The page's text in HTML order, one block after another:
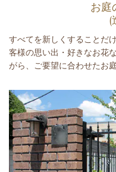
お庭
(
すべてを新しくすることだ
客様の思い出・好きなお花
がら、ご要望に合わせたお